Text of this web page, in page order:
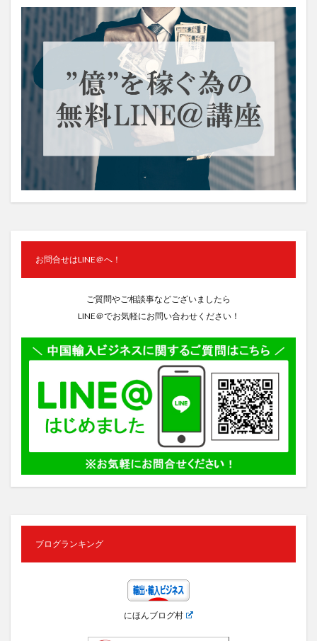
お問合せはLINE＠へ！
ご質問やご相談事などございましたら
LINE＠でお気軽にお問い合わせください！
ブログランキング
にほんブログ村